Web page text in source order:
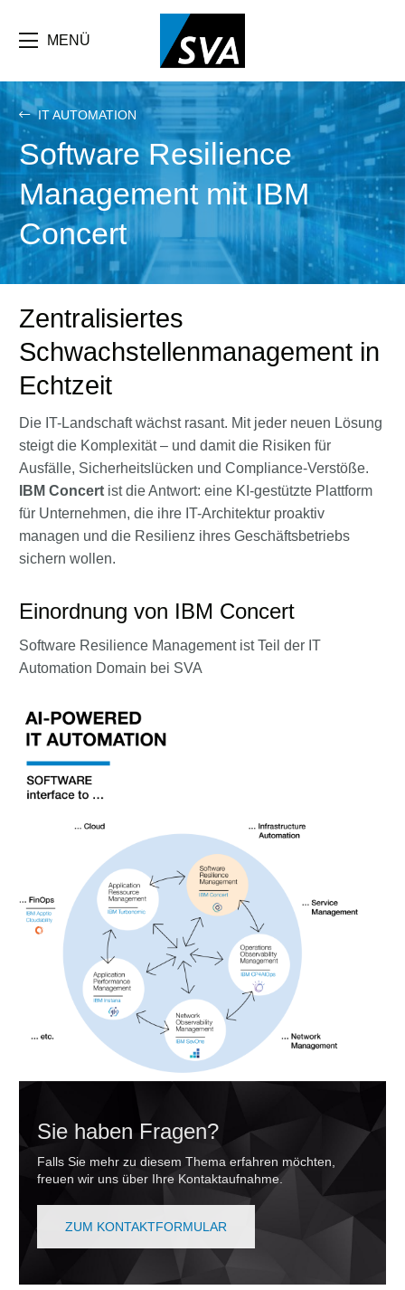
Inhalt
MENÜ
IT AUTOMATION
Software Resilience
Management mit IBM
Concert
Zentralisiertes
Schwachstellenmanagement in
Echtzeit
Die IT-Landschaft wächst rasant. Mit jeder neuen Lösung
steigt die Komplexität – und damit die Risiken für
Ausfälle, Sicherheitslücken und Compliance-Verstöße.
IBM Concert ist die Antwort: eine KI-gestützte Plattform
für Unternehmen, die ihre IT-Architektur proaktiv
managen und die Resilienz ihres Geschäftsbetriebs
sichern wollen.
Einordnung von IBM Concert
Software Resilience Management ist Teil der IT
Automation Domain bei SVA
Sie haben Fragen?
Falls Sie mehr zu diesem Thema erfahren möchten,
freuen wir uns über Ihre Kontaktaufnahme.
ZUM KONTAKTFORMULAR